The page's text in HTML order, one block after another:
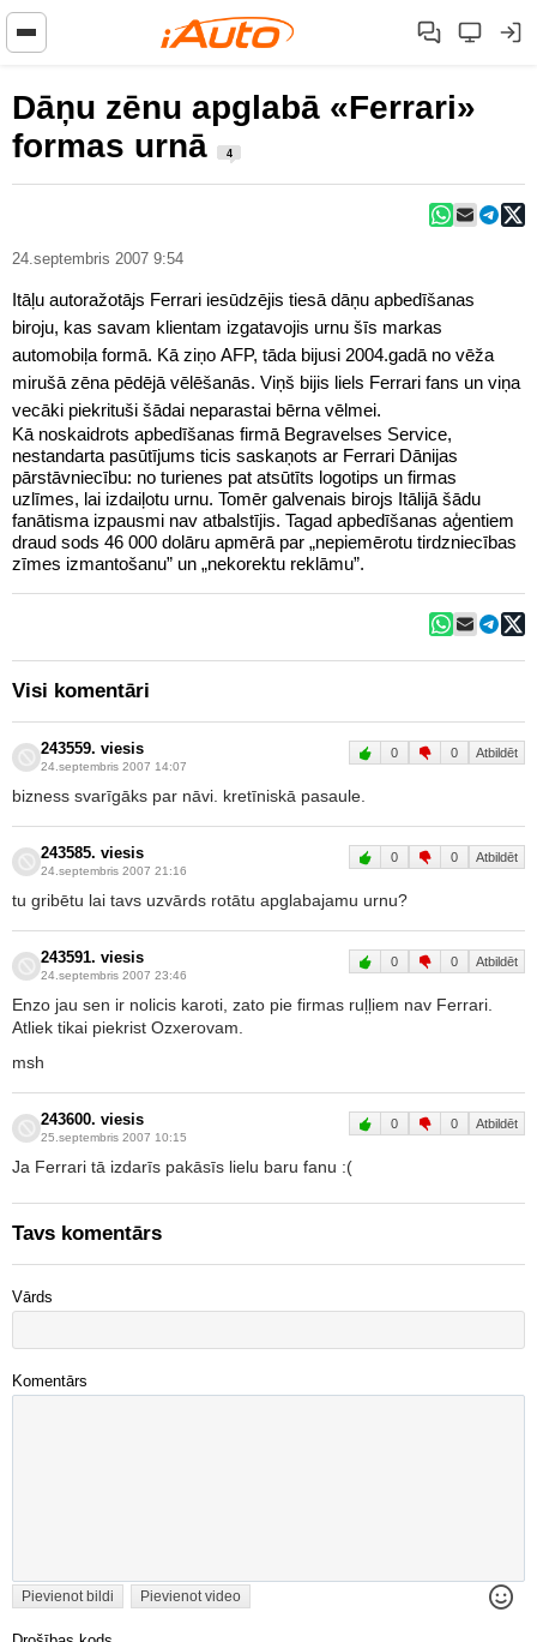
Dāņu zēnu apglabā «Ferrari»
formas urnā
4
24.septembris 2007 9:54
Itāļu autoražotājs Ferrari iesūdzējis tiesā dāņu apbedīšanas
biroju, kas savam klientam izgatavojis urnu šīs markas
automobiļa formā. Kā ziņo AFP, tāda bijusi 2004.gadā no vēža
mirušā zēna pēdējā vēlēšanās. Viņš bijis liels Ferrari fans un viņa
vecāki piekrituši šādai neparastai bērna vēlmei.
Kā noskaidrots apbedīšanas firmā Begravelses Service,
nestandarta pasūtījums ticis saskaņots ar Ferrari Dānijas
pārstāvniecību: no turienes pat atsūtīts logotips un firmas
uzlīmes, lai izdaiļotu urnu. Tomēr galvenais birojs Itālijā šādu
fanātisma izpausmi nav atbalstījis. Tagad apbedīšanas aģentiem
draud sods 46 000 dolāru apmērā par „nepiemērotu tirdzniecības
zīmes izmantošanu” un „nekorektu reklāmu”.
Visi komentāri
243559. viesis
24.septembris 2007 14:07
0 0 Atbildēt
bizness svarīgāks par nāvi. kretīniskā pasaule.
243585. viesis
24.septembris 2007 21:16
0 0 Atbildēt
tu gribētu lai tavs uzvārds rotātu apglabajamu urnu?
243591. viesis
24.septembris 2007 23:46
0 0 Atbildēt
Enzo jau sen ir nolicis karoti, zato pie firmas ruļļiem nav Ferrari.
Atliek tikai piekrist Ozxerovam.
msh
243600. viesis
25.septembris 2007 10:15
0 0 Atbildēt
Ja Ferrari tā izdarīs pakāsīs lielu baru fanu :(
Tavs komentārs
Vārds
Komentārs
Pievienot bildi Pievienot video